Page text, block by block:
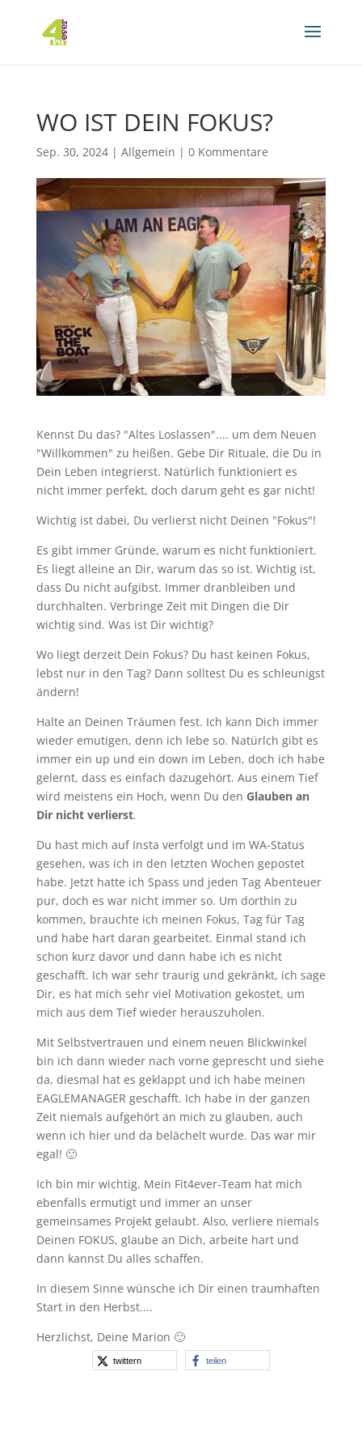
WO IST DEIN FOKUS?
Sep. 30, 2024| Allgemein | 0 Kommentare
Kennst Du das? "Altes Loslassen".... um dem Neuen
"Willkommen" zu heißen. Gebe Dir Rituale, die Du in
Dein Leben integrierst. Natürlich funktioniert es
nicht immer perfekt, doch darum geht es gar nicht!
Wichtig ist dabei, Du verlierst nicht Deinen "Fokus"!
Es gibt immer Gründe, warum es nicht funktioniert.
Es liegt alleine an Dir, warum das so ist. Wichtig ist,
dass Du nicht aufgibst. Immer dranbleiben und
durchhalten. Verbringe Zeit mit Dingen die Dir
wichtig sind. Was ist Dir wichtig?
Wo liegt derzeit Dein Fokus? Du hast keinen Fokus,
lebst nur in den Tag? Dann solltest Du es schleunigst
ändern!
Halte an Deinen Träumen fest. Ich kann Dich immer
wieder emutigen, denn ich lebe so. Natürlch gibt es
immer ein up und ein down im Leben, doch ich habe
gelernt, dass es einfach dazugehört. Aus einem Tief
wird meistens ein Hoch, wenn Du den Glauben an
Dir nicht verlierst.
Du hast mich auf Insta verfolgt und im WA-Status
gesehen, was ich in den letzten Wochen gepostet
habe. Jetzt hatte ich Spass und jeden Tag Abenteuer
pur, doch es war nicht immer so. Um dorthin zu
kommen, brauchte ich meinen Fokus, Tag für Tag
und habe hart daran gearbeitet. Einmal stand ich
schon kurz davor und dann habe ich es nicht
geschafft. Ich war sehr traurig und gekränkt, ich sage
Dir, es hat mich sehr viel Motivation gekostet, um
mich aus dem Tief wieder herauszuholen.
Mit Selbstvertrauen und einem neuen Blickwinkel
bin ich dann wieder nach vorne geprescht und siehe
da, diesmal hat es geklappt und ich habe meinen
EAGLEMANAGER geschafft. Ich habe in der ganzen
Zeit niemals aufgehört an mich zu glauben, auch
wenn ich hier und da belächelt wurde. Das war mir
egal! 🙂
Ich bin mir wichtig. Mein Fit4ever-Team hat mich
ebenfalls ermutigt und immer an unser
gemeinsames Projekt gelaubt. Also, verliere niemals
Deinen FOKUS, glaube an Dich, arbeite hart und
dann kannst Du alles schaffen.
In diesem Sinne wünsche ich Dir einen traumhaften
Start in den Herbst....
Herzlichst, Deine Marion 🙂
twittern teilen